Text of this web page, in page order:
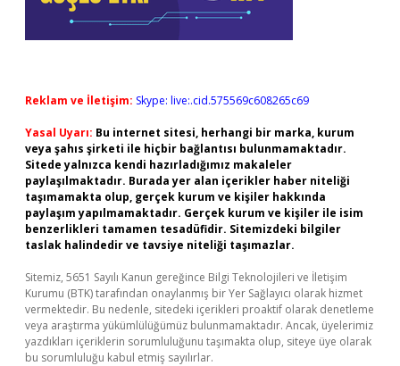
Reklam ve İletişim: Skype: live:.cid.575569c608265c69
Yasal Uyarı: Bu internet sitesi, herhangi bir marka, kurum
veya şahıs şirketi ile hiçbir bağlantısı bulunmamaktadır.
Sitede yalnızca kendi hazırladığımız makaleler
paylaşılmaktadır. Burada yer alan içerikler haber niteliği
taşımamakta olup, gerçek kurum ve kişiler hakkında
paylaşım yapılmamaktadır. Gerçek kurum ve kişiler ile isim
benzerlikleri tamamen tesadüfidir. Sitemizdeki bilgiler
taslak halindedir ve tavsiye niteliği taşımazlar.
Sitemiz, 5651 Sayılı Kanun gereğince Bilgi Teknolojileri ve İletişim
Kurumu (BTK) tarafından onaylanmış bir Yer Sağlayıcı olarak hizmet
vermektedir. Bu nedenle, sitedeki içerikleri proaktif olarak denetleme
veya araştırma yükümlülüğümüz bulunmamaktadır. Ancak, üyelerimiz
yazdıkları içeriklerin sorumluluğunu taşımakta olup, siteye üye olarak
bu sorumluluğu kabul etmiş sayılırlar.